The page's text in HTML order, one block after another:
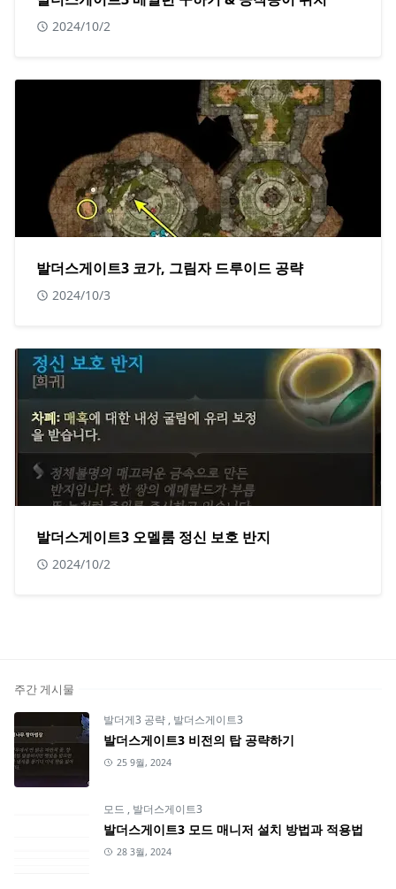
2024/10/2
발더스게이트3 코가, 그림자 드루이드 공략
2024/10/3
발더스게이트3 오멜룸 정신 보호 반지
2024/10/2
주간 게시물
발더게3 공략 , 발더스게이트3
발더스게이트3 비전의 탑 공략하기
25 9월, 2024
모드 , 발더스게이트3
발더스게이트3 모드 매니저 설치 방법과 적용법
28 3월, 2024